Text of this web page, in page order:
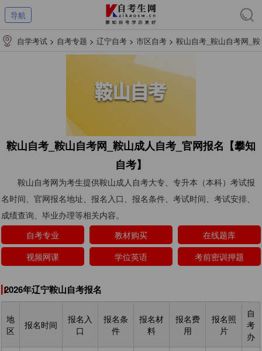
导航
自学考试 > 自考专题 > 辽宁自考 > 市区自考 > 鞍山自考_鞍山自考网_鞍
鞍山自考_鞍山自考网_鞍山成人自考_官网报名【攀知
自考】
鞍山自考网为考生提供鞍山成人自考大专、专升本（本科）考试报
名时间、官网报名地址、报名入口、报名条件、考试时间、考试安排、
成绩查询、毕业办理等相关内容。
自考专业
教材购买
在线题库
视频网课
学位英语 考前密训押题
2026年辽宁鞍山自考报名
地
区
报名时间
报名入
口
报名条
件
报名材
料
报名费
用
报名照
片
自
考
办